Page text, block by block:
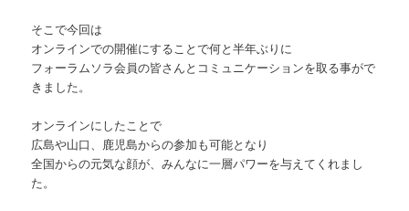
そこで今回は
オンラインでの開催にすることで何と半年ぶりに
フォーラムソラ会員の皆さんとコミュニケーションを取る事がで
きました。
オンラインにしたことで
広島や山口、鹿児島からの参加も可能となり
全国からの元気な顔が、みんなに一層パワーを与えてくれまし
た。